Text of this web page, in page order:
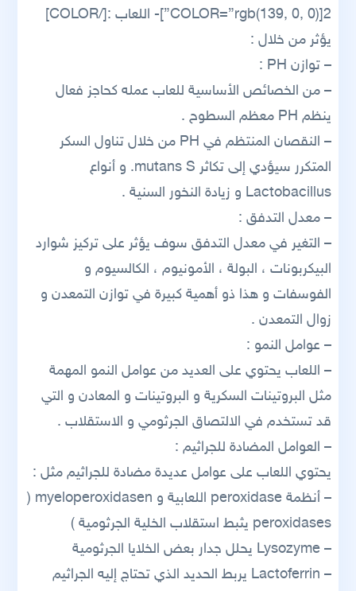
2[COLOR=”rgb(139, 0, 0)”]- اللعاب :[/COLOR]
يؤثر من خلال :
– توازن PH :
– من الخصائص الأساسية للعاب عمله كحاجز فعال
ينظم PH معظم السطوح .
– النقصان المنتظم في PH من خلال تناول السكر
المتكرر سيؤدي إلى تكاثر mutans S. و أنواع
Lactobacillus و زيادة النخور السنية .
– معدل التدفق :
– التغير في معدل التدفق سوف يؤثر على تركيز شوارد
البيكربونات ، البولة ، الأمونيوم ، الكالسيوم و
الفوسفات و هذا ذو أهمية كبيرة في توازن التمعدن و
زوال التمعدن .
– عوامل النمو :
– اللعاب يحتوي على العديد من عوامل النمو المهمة
مثل البروتينات السكرية و البروتينات و المعادن و التي
قد تستخدم في الالتصاق الجرثومي و الاستقلاب .
– العوامل المضادة للجراثيم :
يحتوي اللعاب على عوامل عديدة مضادة للجراثيم مثل :
– أنظمة peroxidase اللعابية و myeloperoxidasen (
peroxidases يثبط استقلاب الخلية الجرثومية )
– Lysozyme يحلل جدار بعض الخلايا الجرثومية
– Lactoferrin يربط الحديد الذي تحتاج إليه الجراثيم